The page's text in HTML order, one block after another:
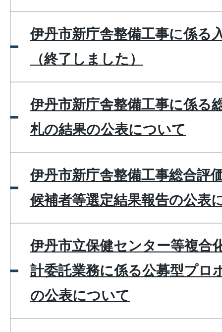
伊丹市新庁舎整備工事に係る
（終了しました）
伊丹市新庁舎整備工事に係る
札の結果の公表について
伊丹市新庁舎整備工事総合評
候補者等選定結果報告の公表
伊丹市立保健センター等複合
計委託業務に係る公募型プロ
の公表について